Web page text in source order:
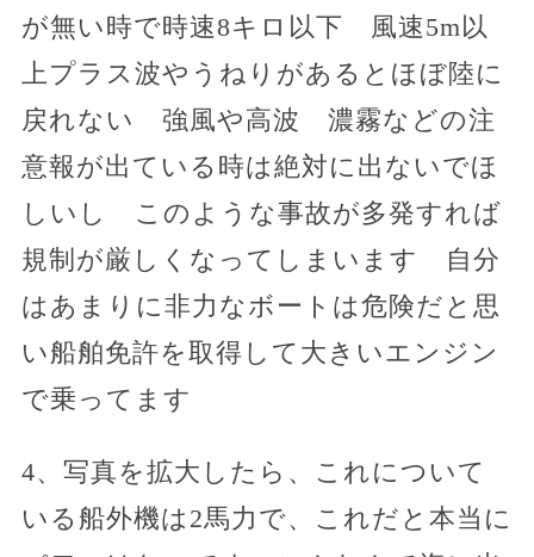
が無い時で時速8キロ以下 風速5m以
上プラス波やうねりがあるとほぼ陸に
戻れない 強風や高波 濃霧などの注
意報が出ている時は絶対に出ないでほ
しいし このような事故が多発すれば
規制が厳しくなってしまいます 自分
はあまりに非力なボートは危険だと思
い船舶免許を取得して大きいエンジン
で乗ってます
4、写真を拡大したら、これについて
いる船外機は2馬力で、これだと本当に